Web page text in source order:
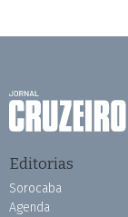
Editorias
Sorocaba
Agenda